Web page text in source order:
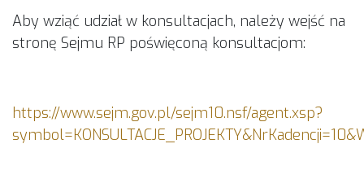
Aby wziąć udział w konsultacjach, należy wejść na
stronę Sejmu RP poświęconą konsultacjom:
https://www.sejm.gov.pl/sejm10.nsf/agent.xsp?